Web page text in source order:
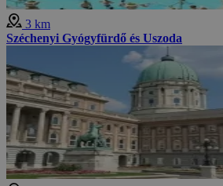
3 km
Széchenyi Gyógyfürdő és Uszoda